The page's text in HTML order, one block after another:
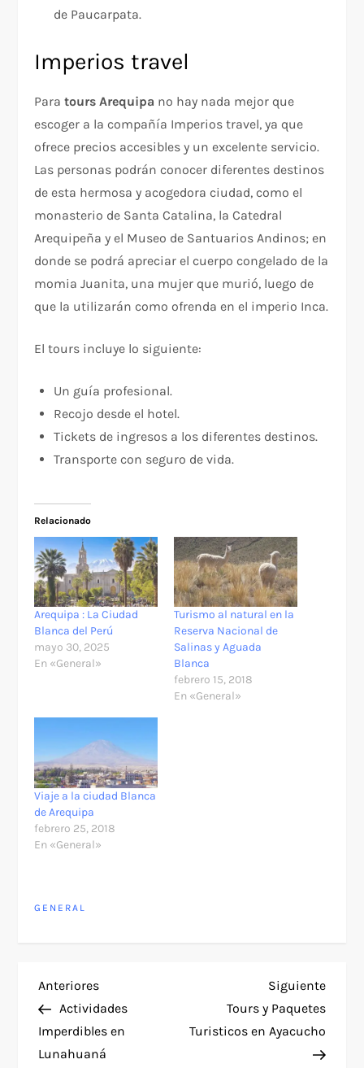
de Paucarpata.
Imperios travel
Paratours Arequipa no hay nada mejor que
escoger a la compañía Imperios travel, ya que
ofrece precios accesibles y un excelente servicio.
Las personas podrán conocer diferentes destinos
de esta hermosa y acogedora ciudad, como el
monasterio de Santa Catalina, la Catedral
Arequipeña y el Museo de Santuarios Andinos; en
donde se podrá apreciar el cuerpo congelado de la
momia Juanita, una mujer que murió, luego de
que la utilizarán como ofrenda en el imperio Inca.
El tours incluye lo siguiente:
Un guía profesional.
Recojo desde el hotel.
Tickets de ingresos a los diferentes destinos.
Transporte con seguro de vida.
Relacionado
Arequipa : La Ciudad
Blanca del Perú
mayo 30, 2025
En «General»
Turismo al natural en la
Reserva Nacional de
Salinas y Aguada
Blanca
febrero 15, 2018
En «General»
Viaje a la ciudad Blanca
de Arequipa
febrero 25, 2018
En «General»
GENERAL
N
a
Entrada
anterior
Anteriores
Actividades
Imperdibles en
Lunahuaná
Siguiente
Tours y Paquetes
Turisticos en Ayacucho